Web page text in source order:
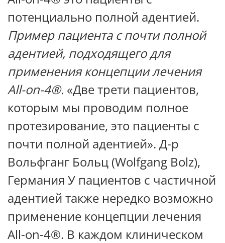
потенциально полной адентией.
Пример пациента с почти полной
адентией, подходящего для
применения концепции лечения
All-on-4®. «Две трети пациентов,
которым мы проводим полное
протезирование, это пациенты с
почти полной адентией». Д-р
Вольфганг Больц (Wolfgang Bolz),
Германия У пациентов с частичной
адентией также нередко возможно
применение концепции лечения
All-on-4®. В каждом клиническом